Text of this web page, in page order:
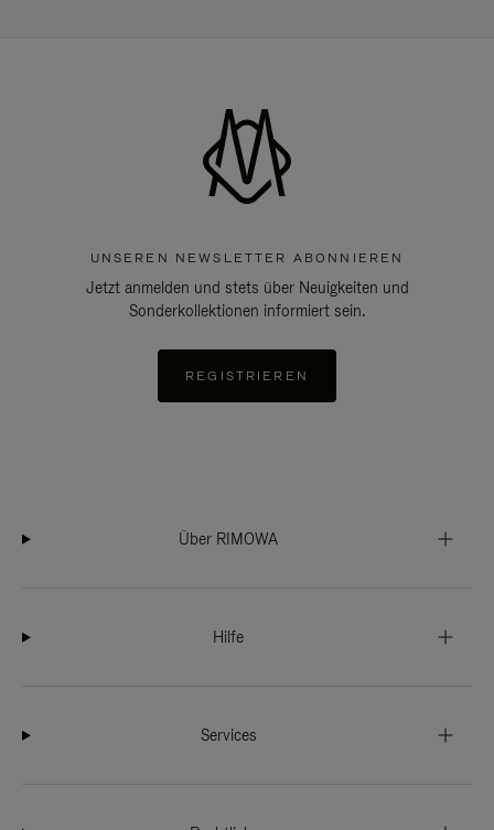
UNSEREN NEWSLETTER ABONNIEREN
Jetzt anmelden und stets über Neuigkeiten und
Sonderkollektionen informiert sein.
REGISTRIEREN
Über RIMOWA
Hilfe
Services